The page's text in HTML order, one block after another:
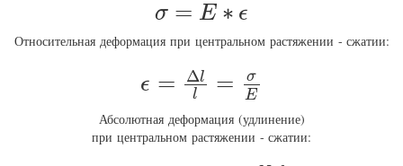
σ = E ∗ ϵ
Относительная деформация при центральном растяжении - сжатии:
ϵ = Δl
l
=
σ
E
l=
Абсолютная деформация (удлинение)
при центральном растяжении - сжатии: